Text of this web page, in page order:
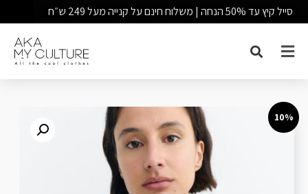
סייל קיץ עד 50% הנחה | משלוח חינם על קנייה מעל 249 ש״ח
10%